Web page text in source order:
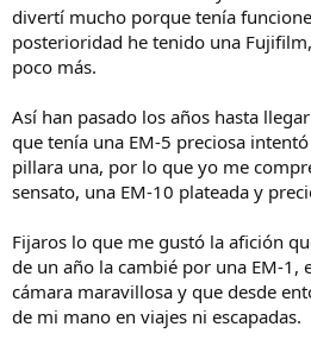
divertí mucho porque tenía
posterioridad he tenido una
poco más.
Así han pasado los años hasta
que tenía una EM-5 preciosa
pillara una, por lo que yo me
sensato, una EM-10 plateada y
Fijaros lo que me gustó la afición
de un año la cambié por una EM-1,
cámara maravillosa y que desde
de mi mano en viajes ni escapadas.